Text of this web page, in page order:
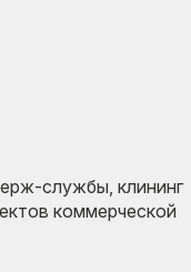
службы, клининг
коммерческой